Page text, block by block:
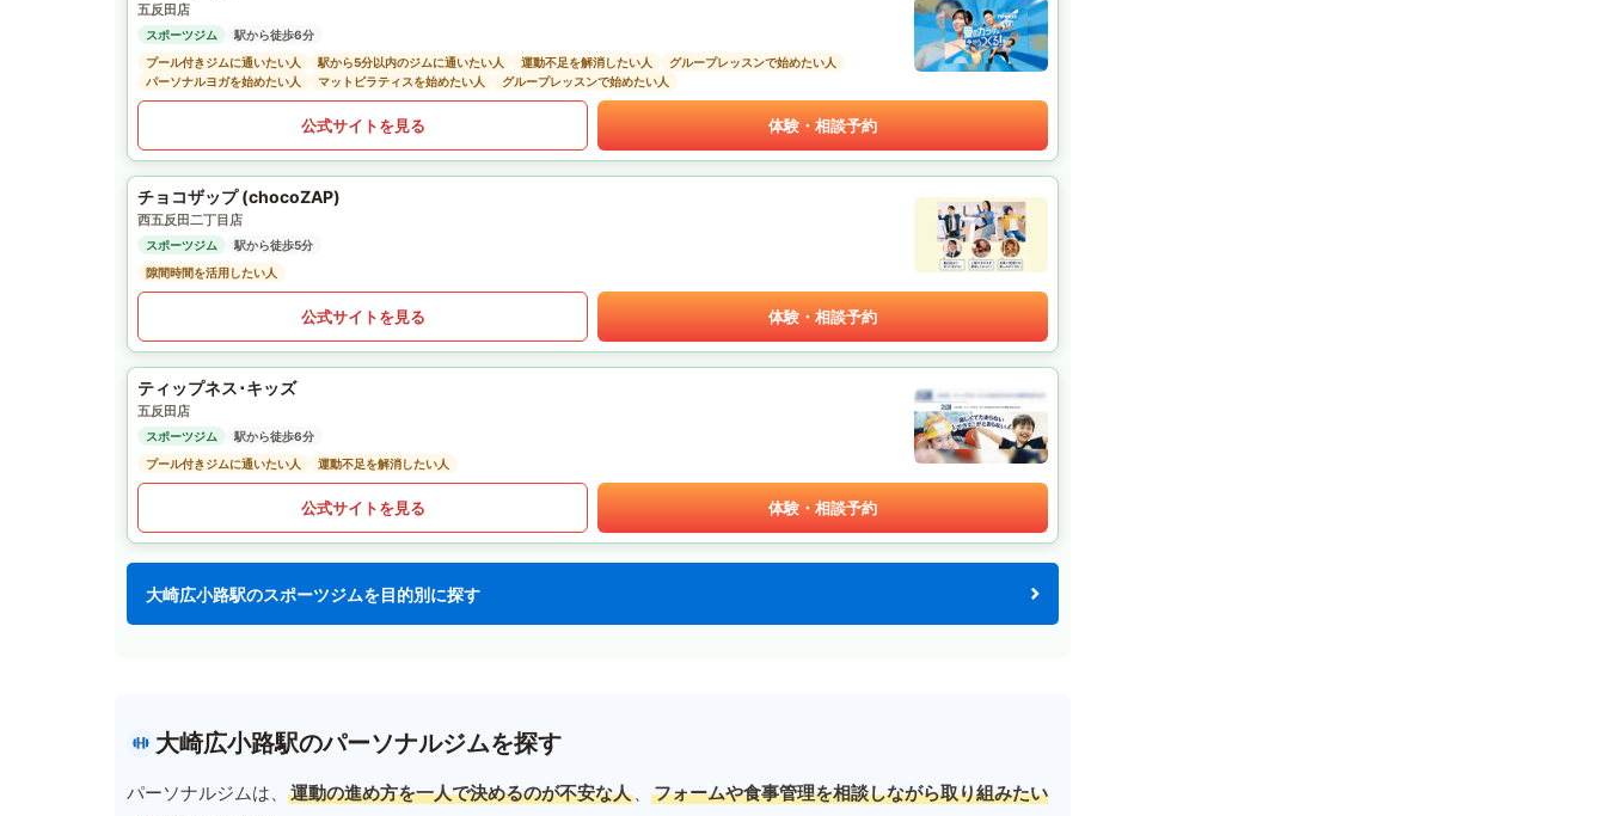
五反田店
スポーツジム
駅から徒歩6分
プール付きジムに通いたい人
駅から5分以内のジムに通いたい人 運動不足を解消したい人
グループレッスンで始めたい人
パーソナルヨガを始めたい人
マットピラティスを始めたい人 グループレッスンで始めたい人
公式サイトを見る 体験・相談予約
チョコザップ (chocoZAP)
西五反田二丁目店
スポーツジム
駅から徒歩5分
隙間時間を活用したい人
公式サイトを見る 体験・相談予約
ティップネス･キッズ
五反田店
スポーツジム
駅から徒歩6分
プール付きジムに通いたい人
運動不足を解消したい人
公式サイトを見る 体験・相談予約
大崎広小路駅のスポーツジムを目的別に探す
大崎広小路駅のパーソナルジムを探す
パーソナルジムは、 運動の進め方を一人で決めるのが不安な人 、
フォームや食事管理を相談しながら取り組みたい